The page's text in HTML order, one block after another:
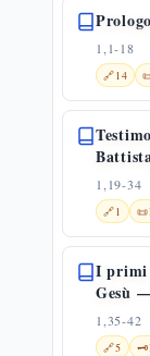
1,1-18
🔗14
1,19-34
🔗1 📜
I primi
Gesù
1,35-42
🔗5 🗝️